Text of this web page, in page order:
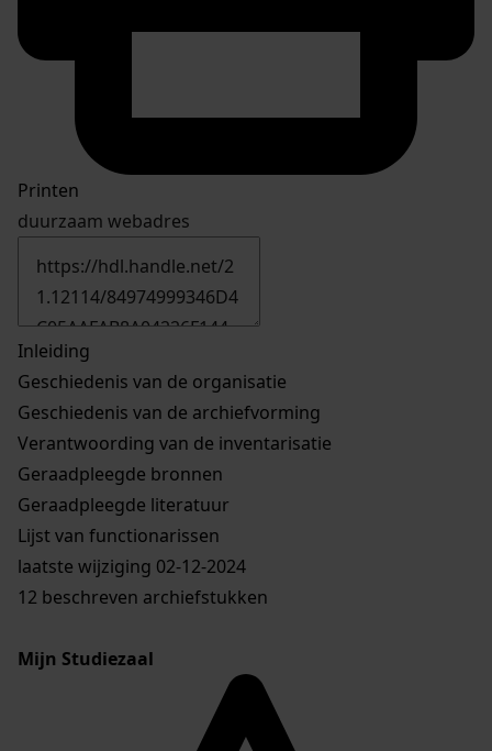
Printen
duurzaam webadres
Inleiding
Geschiedenis van de organisatie
Geschiedenis van de archiefvorming
Verantwoording van de inventarisatie
Geraadpleegde bronnen
Geraadpleegde literatuur
Lijst van functionarissen
laatste wijziging 02-12-2024
12 beschreven archiefstukken
Mijn Studiezaal